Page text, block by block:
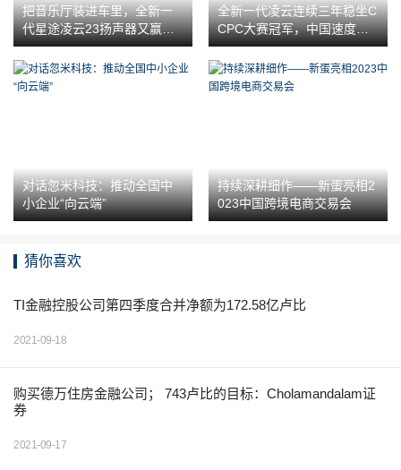
把音乐厅装进车里，全新一
代星途凌云23扬声器又赢麻
了
全新一代凌云连续三年稳坐C
CPC大赛冠军，中国速度持
续闪耀世界
对话忽米科技：推动全国中
小企业“向云端”
持续深耕细作——新蛋亮相2
023中国跨境电商交易会
猜你喜欢
TI金融控股公司第四季度合并净额为172.58亿卢比
2021-09-18
购买德万住房金融公司； 743卢比的目标：Cholamandalam证
券
2021-09-17